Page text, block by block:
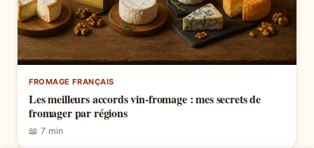
FROMAGE FRANÇAIS
Les meilleurs accords vin-fromage : mes secrets de
fromager par régions
📖 7 min